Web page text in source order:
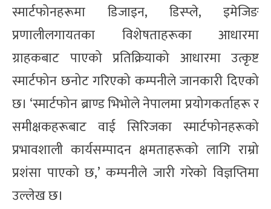
स्मार्टफोनहरूमा डिजाइन, डिस्प्ले, इमेजिङ
प्रणालीलगायतका विशेषताहरूका आधारमा
ग्राहकबाट पाएको प्रतिक्रियाको आधारमा उत्कृष्ट
स्मार्टफोन छनोट गरिएको कम्पनीले जानकारी दिएको
छ। ‘स्मार्टफोन ब्राण्ड भिभोले नेपालमा प्रयोगकर्ताहरू र
समीक्षकहरूबाट वाई सिरिजका स्मार्टफोनहरूको
प्रभावशाली कार्यसम्पादन क्षमताहरूको लागि राम्रो
प्रशंसा पाएको छ,’ कम्पनीले जारी गरेको विज्ञप्तिमा
उल्लेख छ।